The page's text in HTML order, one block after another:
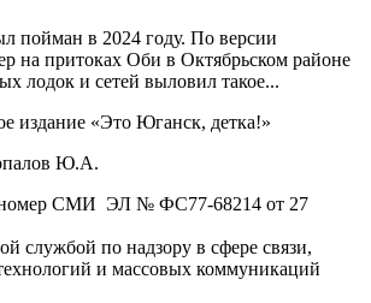
пойман в 2024 году. По версии
на притоках Оби в Октябрьском районе
лодок и сетей выловил такое...
издание «Это Юганск, детка!»
Ю.А.
номер СМИ ЭЛ № ФС77-68214 от 27
службой по надзору в сфере связи,
и массовых коммуникаций